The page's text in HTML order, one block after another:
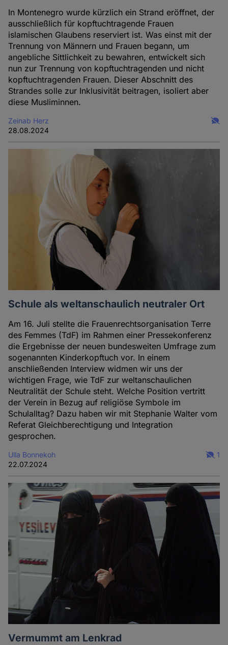
In Montenegro wurde kürzlich ein Strand eröffnet, der
ausschließlich für kopftuchtragende Frauen
islamischen Glaubens reserviert ist. Was einst mit der
Trennung von Männern und Frauen begann, um
angebliche Sittlichkeit zu bewahren, entwickelt sich
nun zur Trennung von kopftuchtragenden und nicht
kopftuchtragenden Frauen. Dieser Abschnitt des
Strandes solle zur Inklusivität beitragen, isoliert aber
diese Musliminnen.
Zeinab Herz
28.08.2024
Schule als weltanschaulich neutraler Ort
Am 16. Juli stellte die Frauenrechtsorganisation Terre
des Femmes (TdF) im Rahmen einer Pressekonferenz
die Ergebnisse der neuen bundesweiten Umfrage zum
sogenannten Kinderkopftuch vor. In einem
anschließenden Interview widmen wir uns der
wichtigen Frage, wie TdF zur weltanschaulichen
Neutralität der Schule steht. Welche Position vertritt
der Verein in Bezug auf religiöse Symbole im
Schulalltag? Dazu haben wir mit Stephanie Walter vom
Referat Gleichberechtigung und Integration
gesprochen.
Ulla Bonnekoh
22.07.2024
1
Vermummt am Lenkrad